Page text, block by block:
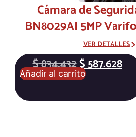
Cámara de
BN8029AI 5MP
Visión
VER DETALLES
$834.432$587.628
Añadir al carrito